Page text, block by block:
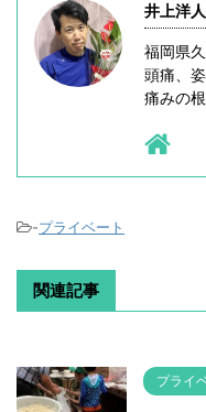
井上洋人
福岡県
頭痛、
痛みの
-プライベート
関連記事
プライ